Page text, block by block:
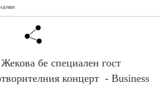
бе специален гост
концерт - Business